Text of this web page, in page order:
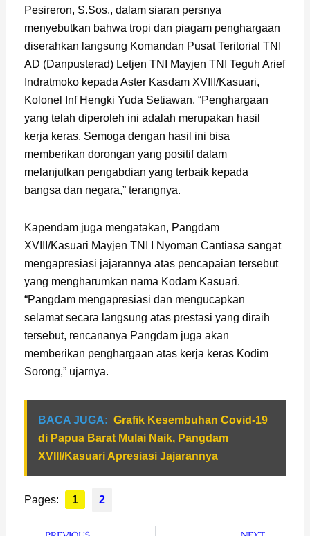
Pesireron, S.Sos., dalam siaran persnya
menyebutkan bahwa tropi dan piagam penghargaan
diserahkan langsung Komandan Pusat Teritorial TNI
AD (Danpusterad) Letjen TNI Mayjen TNI Teguh Arief
Indratmoko kepada Aster Kasdam XVIII/Kasuari,
Kolonel Inf Hengki Yuda Setiawan. “Penghargaan
yang telah diperoleh ini adalah merupakan hasil
kerja keras. Semoga dengan hasil ini bisa
memberikan dorongan yang positif dalam
melanjutkan pengabdian yang terbaik kepada
bangsa dan negara,” terangnya.
Kapendam juga mengatakan, Pangdam
XVIII/Kasuari Mayjen TNI I Nyoman Cantiasa sangat
mengapresiasi jajarannya atas pencapaian tersebut
yang mengharumkan nama Kodam Kasuari.
“Pangdam mengapresiasi dan mengucapkan
selamat secara langsung atas prestasi yang diraih
tersebut, rencananya Pangdam juga akan
memberikan penghargaan atas kerja keras Kodim
Sorong,” ujarnya.
BACA JUGA: Grafik Kesembuhan Covid-19
di Papua Barat Mulai Naik, Pangdam
XVIII/Kasuari Apresiasi Jajarannya
Pages: 1 2